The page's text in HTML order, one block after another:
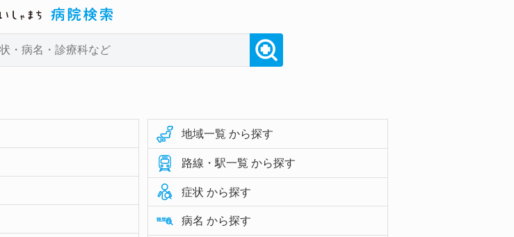
地域一覧 から探す
路線・駅一覧 から探す
症状 から探す
病名 から探す